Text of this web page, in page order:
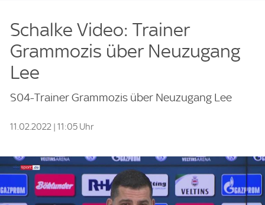
Schalke Video: Trainer
Grammozis über Neuzugang
Lee
S04-Trainer Grammozis über Neuzugang Lee
11.02.2022 | 11:05 Uhr